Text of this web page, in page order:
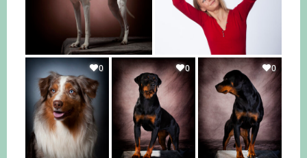
0 0 0